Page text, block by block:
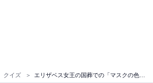
クイズ